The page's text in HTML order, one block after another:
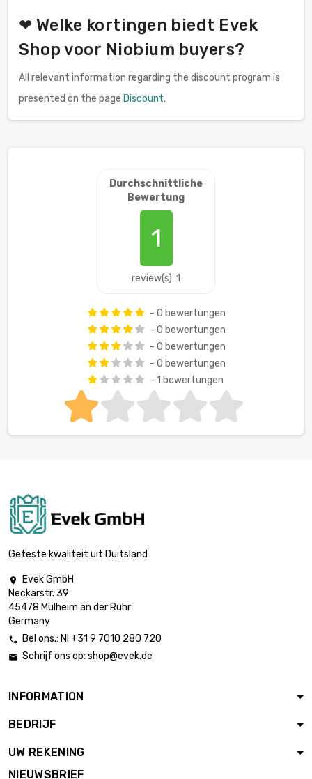
❤ Welke kortingen biedt Evek
Shop voor Niobium buyers?
All relevant information regarding the discount program is
presented on the page Discount.
Durchschnittliche
Bewertung
1
review(s): 1
- 0 bewertungen
- 0 bewertungen
- 0 bewertungen
- 0 bewertungen
- 1 bewertungen
Geteste kwaliteit uit Duitsland

Evek GmbH
Neckarstr. 39
45478 Mülheim an der Ruhr
Germany
 Bel ons.: Nl +31 9 7010 280 720
 Schrijf ons op: shop@evek.de
INFORMATION
BEDRIJF
UW REKENING
NIEUWSBRIEF